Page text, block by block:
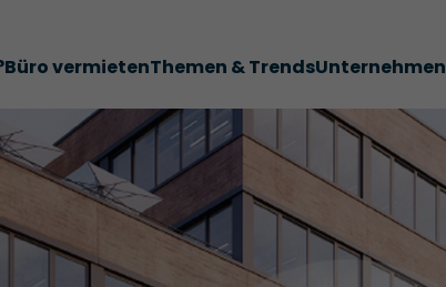
Büro vermietenThemen & TrendsUnternehmen
Büromieter ABC